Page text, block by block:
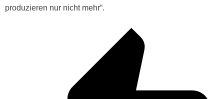
produzieren nur nicht mehr“.